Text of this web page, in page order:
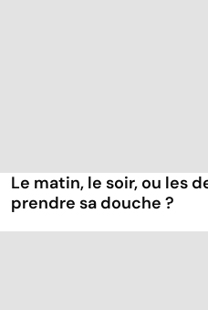
Le matin, le soir, ou les
prendre sa douche ?